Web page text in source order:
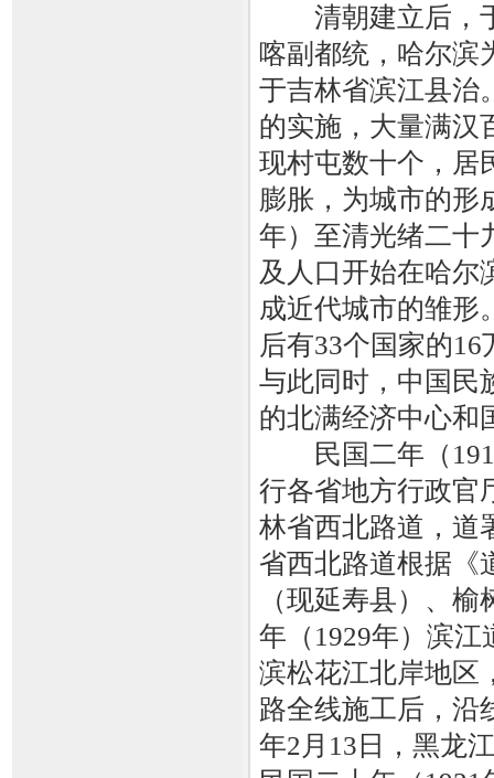
清朝建立后，于
喀副都统，哈尔滨
于吉林省滨江县治
的实施，大量满汉
现村屯数十个，居
膨胀，为城市的形
年）至清光绪二十
及人口开始在哈尔
成近代城市的雏形
后有33个国家的
与此同时，中国民
的北满经济中心和
民国二年（1913
行各省地方行政官
林省西北路道，道
省西北路道根据《
（现延寿县）、
年（1929年）滨
滨松花江北岸地区
路全线施工后，沿
年2月13日，黑龙